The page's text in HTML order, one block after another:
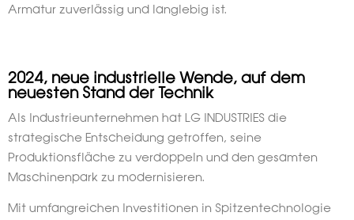
Armatur zuverlässig und langlebig ist.
2024, neue industrielle Wende, auf dem
neuesten Stand der Technik
Als Industrieunternehmen hat LG INDUSTRIES die
strategische Entscheidung getroffen, seine
Produktionsfläche zu verdoppeln und den gesamten
Maschinenpark zu modernisieren.
Mit umfangreichen Investitionen in Spitzentechnologie